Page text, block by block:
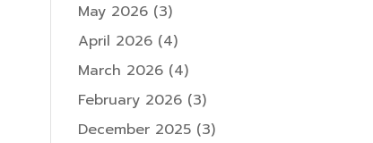
May 2026 (3)
April 2026 (4)
March 2026 (4)
February 2026 (3)
December 2025 (3)